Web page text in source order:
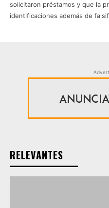
solicitaron préstamos y que la
identificaciones además de
RELEVANTES